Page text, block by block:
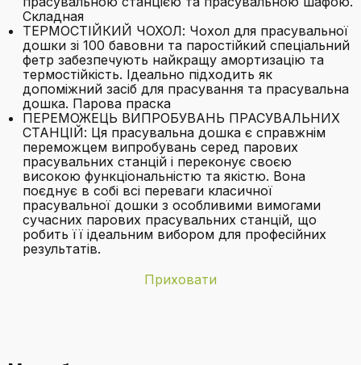
Складная
ТЕРМОСТІЙКИЙ ЧОХОЛ: Чохол для прасувальної
дошки зі 100 бавовни та паростійкий спеціальний
фетр забезпечують найкращу амортизацію та
термостійкість. Ідеально підходить як
допоміжний засіб для прасування та прасувальна
дошка. Парова праска
ПЕРЕМОЖЕЦЬ ВИПРОБУВАНЬ ПРАСУВАЛЬНИХ
СТАНЦІЙ: Ця прасувальна дошка є справжнім
переможцем випробувань серед парових
прасувальних станцій і переконує своєю
високою функціональністю та якістю. Вона
поєднує в собі всі переваги класичної
прасувальної дошки з особливими вимогами
сучасних парових прасувальних станцій, що
робить її ідеальним вибором для професійних
результатів.
Приховати